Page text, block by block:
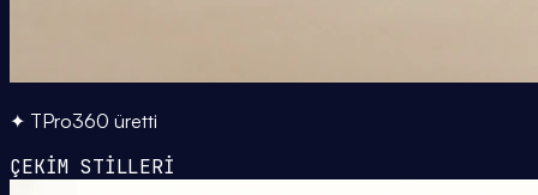
✦ TPro360 üretti
ÇEKİM STİLLERİ